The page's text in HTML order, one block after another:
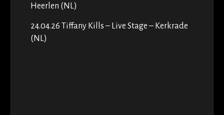
Heerlen (NL)
24.04.26 Tiffany Kills – Live Stage – Kerkrade
(NL)